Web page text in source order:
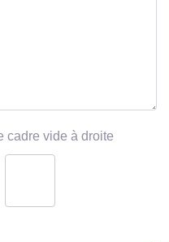
cadre vide à droite